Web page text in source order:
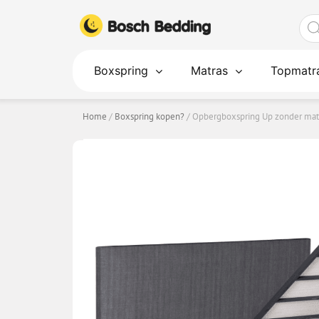
Boxspring Matras
Home / Boxspring kopen? / Opbergboxspring Up zonder